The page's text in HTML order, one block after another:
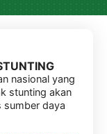
nasional yang
stunting akan
sumber daya